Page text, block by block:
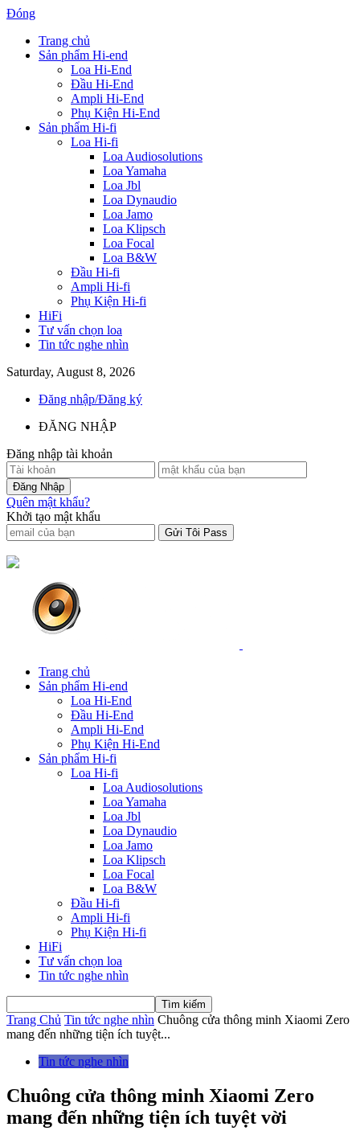
Đóng
Trang chủ
Sản phẩm Hi-end
Loa Hi-End
Đầu Hi-End
Ampli Hi-End
Phụ Kiện Hi-End
Sản phẩm Hi-fi
Loa Hi-fi
Loa Audiosolutions
Loa Yamaha
Loa Jbl
Loa Dynaudio
Loa Jamo
Loa Klipsch
Loa Focal
Loa B&W
Đầu Hi-fi
Ampli Hi-fi
Phụ Kiện Hi-fi
HiFi
Tư vấn chọn loa
Tin tức nghe nhìn
Saturday, August 8, 2026
Đăng nhập/Đăng ký
ĐĂNG NHẬP
Đăng nhập tài khoản
Quên mật khẩu?
Khởi tạo mật khẩu
Trang chủ
Sản phẩm Hi-end
Loa Hi-End
Đầu Hi-End
Ampli Hi-End
Phụ Kiện Hi-End
Sản phẩm Hi-fi
Loa Hi-fi
Loa Audiosolutions
Loa Yamaha
Loa Jbl
Loa Dynaudio
Loa Jamo
Loa Klipsch
Loa Focal
Loa B&W
Đầu Hi-fi
Ampli Hi-fi
Phụ Kiện Hi-fi
HiFi
Tư vấn chọn loa
Tin tức nghe nhìn
Trang Chủ Tin tức nghe nhìn Chuông cửa thông minh Xiaomi Zero
mang đến những tiện ích tuyệt...
Tin tức nghe nhìn
Chuông cửa thông minh Xiaomi Zero
mang đến những tiện ích tuyệt vời